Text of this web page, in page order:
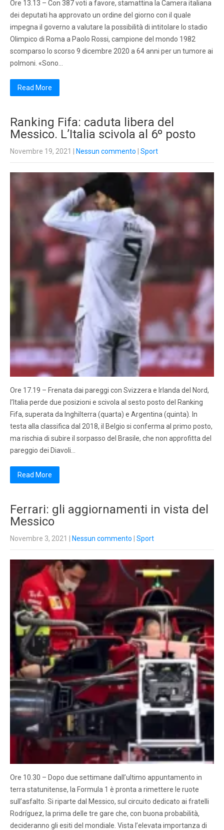
Ore 13.13 – Con 387 voti a favore, stamattina la Camera italiana
dei deputati ha approvato un ordine del giorno con il quale
impegna il governo a valutare la possibilità di intitolare lo stadio
Olimpico di Roma a Paolo Rossi, campione del mondo 1982
scomparso lo scorso 9 dicembre 2020 a 64 anni per un tumore ai
polmoni. «Sono…
Read More
Ranking Fifa: caduta libera del
Messico. L’Italia scivola al 6º posto
Novembre 19, 2021 Nessun commento Sport
Ore 17.19 – Frenata dai pareggi con Svizzera e Irlanda del Nord,
l’Italia perde due posizioni e scivola al sesto posto del Ranking
Fifa, superata da Inghilterra (quarta) e Argentina (quinta). In
testa alla classifica dal 2018, il Belgio si conferma al primo posto,
ma rischia di subire il sorpasso del Brasile, che non approfitta del
pareggio dei Diavoli…
Read More
Ferrari: gli aggiornamenti in vista del
Messico
Novembre 3, 2021 Nessun commento Sport
Ore 10.30 – Dopo due settimane dall’ultimo appuntamento in
terra statunitense, la Formula 1 è pronta a rimettere le ruote
sull’asfalto. Si riparte dal Messico, sul circuito dedicato ai fratelli
Rodríguez, la prima delle tre gare che, con buona probabilità,
decideranno gli esiti del mondiale. Vista l’elevata importanza di